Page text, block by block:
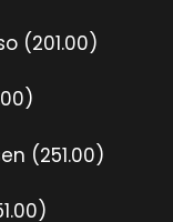
(201.00)
(251.00)